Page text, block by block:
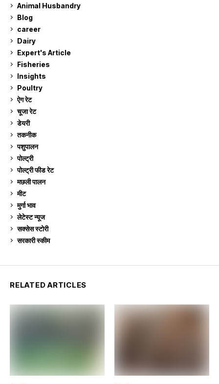
Animal Husbandry
Blog
career
Dairy
Expert's Article
Fisheries
Insights
Poultry
ऐग रेट
चूजा रेट
डेयरी
तकनीक
पशुपालन
पोल्ट्री
पोल्ट्री फीड रेट
मछली पालन
मीट
मुर्गा भाव
लेटेस्ट न्यूज
सक्सेस स्टो‍री
सरकारी स्की‍म
RELATED ARTICLES